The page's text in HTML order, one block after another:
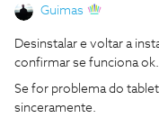
Guimas
Desinstalar e voltar a
confirmar se funciona ok.
Se for problema do
sinceramente.